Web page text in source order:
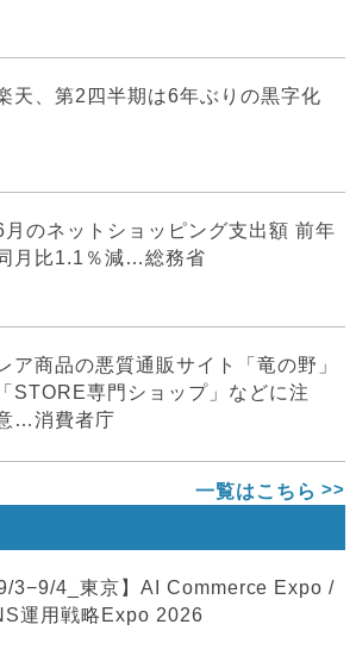
天、第2四半期は6年ぶりの黒字化
月のネットショッピング支出額 前年
月比1.1％減…総務省
ア商品の悪質通販サイト「竜の野」
「STORE専門ショップ」などに注
…消費者庁
一覧はこちら
9/3−9/4_東京】AI Commerce Expo /
運用戦略Expo 2026